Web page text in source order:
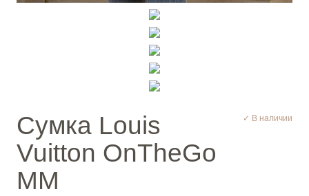
Сумка Louis
Vuitton OnTheGo
MM
✓ В наличии